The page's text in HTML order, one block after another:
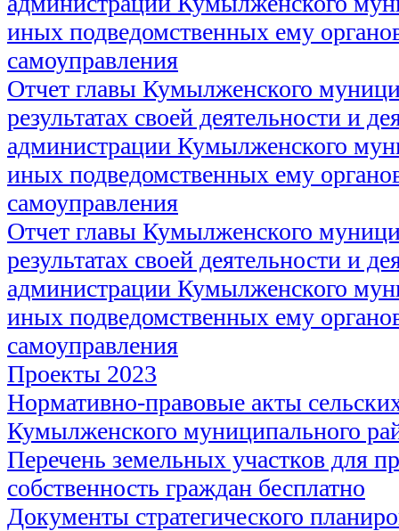
иных подведомственных ему
самоуправления
Отчет главы Кумылженского
результатах своей деятельности и
администрации Кумылженского
иных подведомственных ему
самоуправления
Отчет главы Кумылженского
результатах своей деятельности и
администрации Кумылженского
иных подведомственных ему
самоуправления
Проекты 2023
Нормативно-правовые акты
Кумылженского муниципального
Перечень земельных участков для
собственность граждан бесплатно
Документы стратегического